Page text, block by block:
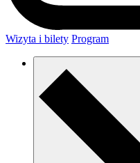
Wizyta i bilety Program